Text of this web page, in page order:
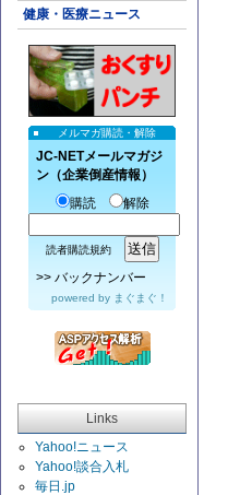
健康・医療ニュース
メルマガ購読・解除
JC-NETメールマガジ
ン（企業倒産情報）
購読
解除
読者購読規約
>> バックナンバー
powered by まぐまぐ！
Links
Yahoo!ニュース
Yahoo!談合入札
毎日.jp